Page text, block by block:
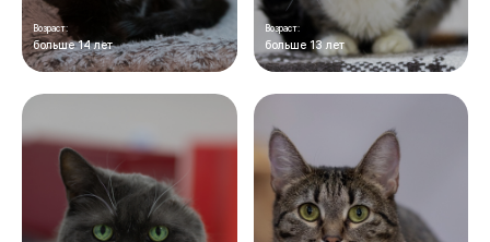
Возраст:
больше 14 лет
Возраст:
больше 13 лет